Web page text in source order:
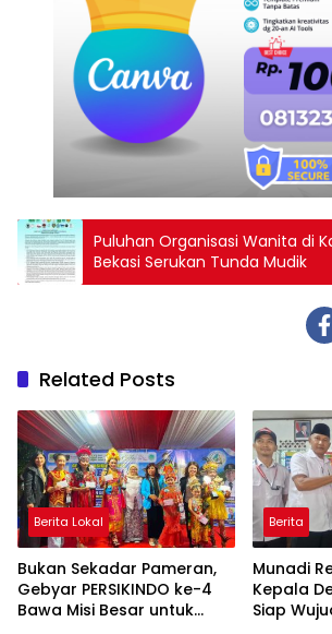
Puluhan Organisasi Wanita di
Bekasi Serukan Tunda Mudik
Related Posts
Berita Lokal
Bukan Sekadar Pameran,
Gebyar PERSIKINDO ke-4
Bawa Misi Besar untuk
Berita
Munadi
Kepala
Siap